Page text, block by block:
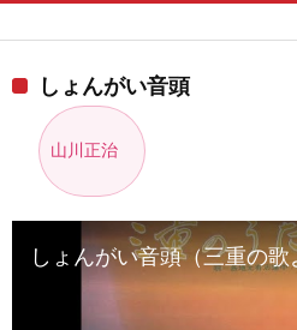
しょんがい音頭
山川正治
しょんがい音頭（三重の歌